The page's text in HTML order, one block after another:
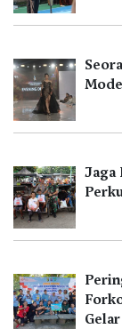
Jaga